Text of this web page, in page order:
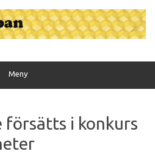
Meny
försätts i konkurs